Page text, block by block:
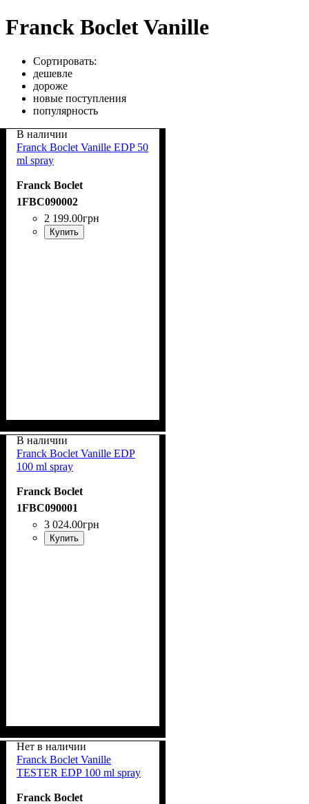
Franck Boclet Vanille
Сортировать:
дешевле
дороже
новые поступления
популярность
В наличии
Franck Boclet Vanille EDP 50
ml spray
Franck Boclet
1FBC090002
2 199.00грн
Купить
В наличии
Franck Boclet Vanille EDP
100 ml spray
Franck Boclet
1FBC090001
3 024.00грн
Купить
Нет в наличии
Franck Boclet Vanille
TESTER EDP 100 ml spray
Franck Boclet